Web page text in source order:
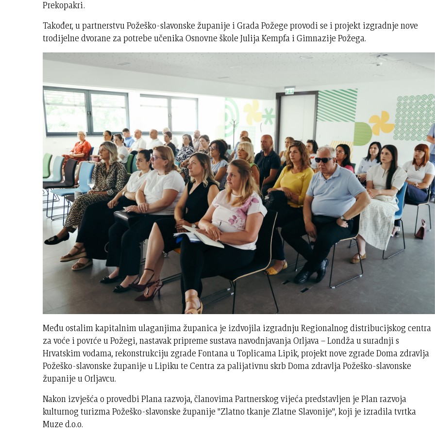
Prekopakri.
Također, u partnerstvu Požeško-slavonske županije i Grada Požege provodi se i projekt izgradnje nove
trodijelne dvorane za potrebe učenika Osnovne škole Julija Kempfa i Gimnazije Požega.
Među ostalim kapitalnim ulaganjima županica je izdvojila izgradnju Regionalnog distribucijskog centra
za voće i povrće u Požegi, nastavak pripreme sustava navodnjavanja Orljava – Londža u suradnji s
Hrvatskim vodama, rekonstrukciju zgrade Fontana u Toplicama Lipik, projekt nove zgrade Doma zdravlja
Požeško-slavonske županije u Lipiku te Centra za palijativnu skrb Doma zdravlja Požeško-slavonske
županije u Orljavcu.
Nakon izvješća o provedbi Plana razvoja, članovima Partnerskog vijeća predstavljen je Plan razvoja
kulturnog turizma Požeško-slavonske županije "Zlatno tkanje Zlatne Slavonije", koji je izradila tvrtka
Muze d.o.o.